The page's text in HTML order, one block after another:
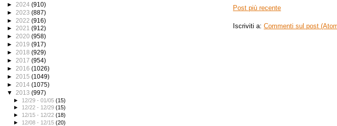
Post più recente
Iscriviti a:Commenti sul post
► 2024 (910)
► 2023 (887)
► 2022 (916)
► 2021 (912)
► 2020 (958)
► 2019 (917)
► 2018 (929)
► 2017 (954)
► 2016 (1026)
► 2015 (1049)
► 2014 (1075)
▼ 2013 (997)
► 12/29 - 01/05(15)
► 12/22 - 12/29(15)
► 12/15 - 12/22(18)
► 12/08 - 12/15(20)